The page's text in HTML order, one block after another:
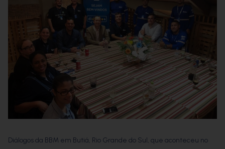
Diálogos da BBM em Butiá, Rio Grande do Sul, que aconteceu no